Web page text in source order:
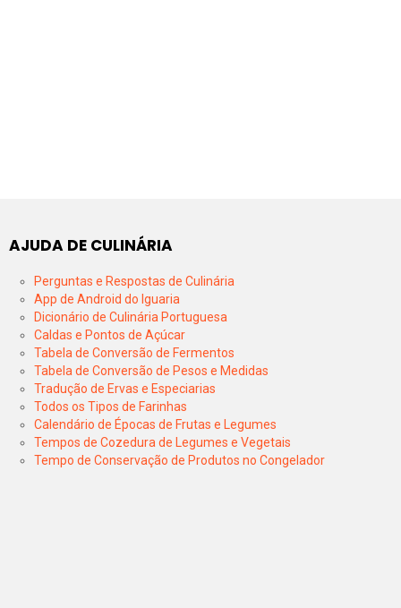
AJUDA DE CULINÁRIA
Perguntas e Respostas de Culinária
App de Android do Iguaria
Dicionário de Culinária Portuguesa
Caldas e Pontos de Açúcar
Tabela de Conversão de Fermentos
Tabela de Conversão de Pesos e Medidas
Tradução de Ervas e Especiarias
Todos os Tipos de Farinhas
Calendário de Épocas de Frutas e Legumes
Tempos de Cozedura de Legumes e Vegetais
Tempo de Conservação de Produtos no Congelador